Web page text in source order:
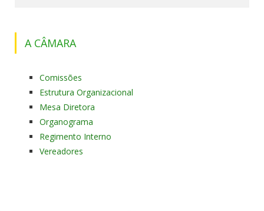
A CÂMARA
Comissões
Estrutura Organizacional
Mesa Diretora
Organograma
Regimento Interno
Vereadores